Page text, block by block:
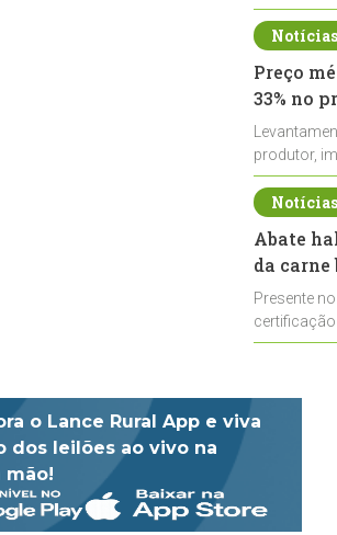
durante a
Preço
33% no
produtor,
de leite cru
Abate
da
Presente
o Lance Rural App e viva
dos leilões ao vivo na
mão!